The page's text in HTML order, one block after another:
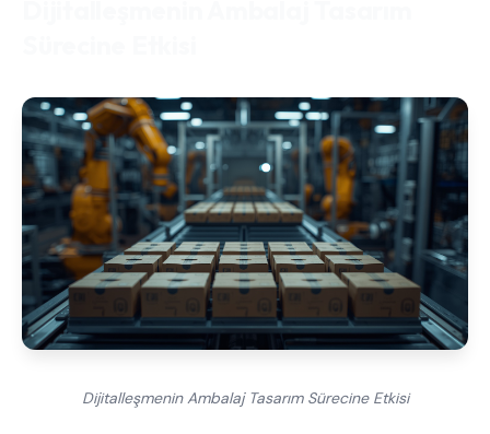
Dijitalleşmenin Ambalaj Tasarım Sürecine Etkisi